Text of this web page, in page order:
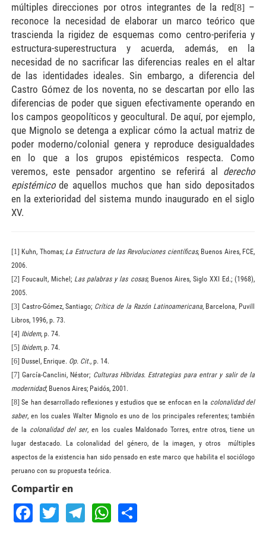
múltiples direcciones por otros integrantes de la red[8]–
reconoce la necesidad de elaborar un marco teórico que
trascienda la rigidez de esquemas como centro-periferia y
estructura-superestructura y acuerda, además, en la
necesidad de no sacrificar las diferencias reales en el altar
de las identidades ideales. Sin embargo, a diferencia del
Castro Gómez de los noventa, no se descartan por ello las
diferencias de poder que siguen efectivamente operando en
los campos geopolíticos y geocultural. De aquí, por ejemplo,
que Mignolo se detenga a explicar cómo la actual matriz de
poder moderno/colonial genera y reproduce desigualdades
en lo que a los grupos epistémicos respecta. Como
veremos, este pensador argentino se referirá al derecho
epistémicode aquellos muchos que han sido depositados
en la exterioridad del sistema mundo inaugurado en el siglo
XV.
[1] Kuhn, Thomas; La Estructura de las Revoluciones científicas, Buenos Aires, FCE,
2006.
[2] Foucault, Michel; Las palabras y las cosas; Buenos Aires, Siglo XXI Ed.; (1968),
2005.
[3] Castro-Gómez, Santiago; Crítica de la RazónLatinoamericana, Barcelona, Puvill
Libros, 1996, p. 73.
[4] Ibidem, p. 74.
[5] Ibidem, p. 74.
[6] Dussel, Enrique. Op. Cit., p. 14.
[7] García-Canclini, Néstor; Culturas Híbridas. Estrategias para entrar y salir de la
modernidad; Buenos Aires; Paidós, 2001.
[8] Se han desarrollado reflexiones y estudios que se enfocan en la colonalidad del
saber, en los cuales Walter Mignolo es uno de los principales referentes; también
de la colonalidad del ser, en los cuales Maldonado Torres, entre otros, tiene un
lugar destacado. La colonalidad del género, de la imagen, y otros
múltiples
aspectos de la existencia han sido pensado en este marco que habilita el sociólogo
peruano con su propuesta teórica.
Compartir en
Facebook
TwitterTelegram
WhatsApp
Share